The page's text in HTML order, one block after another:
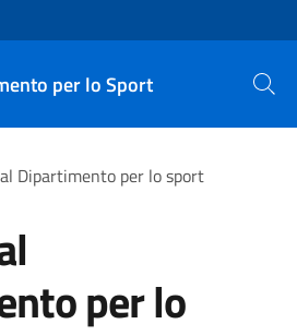
per lo Sport Cerca
Dipartimento per lo sport
per lo